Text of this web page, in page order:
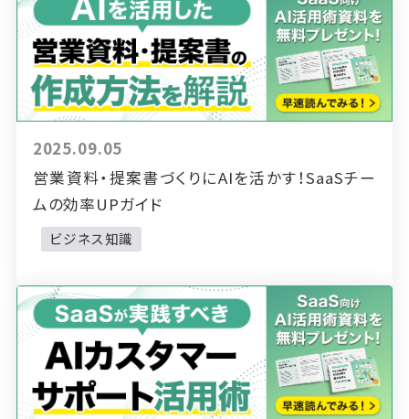
2025.09.05
営業資料・提案書づくりにAIを活かす！SaaSチー
ムの効率UPガイド
ビジネス知識